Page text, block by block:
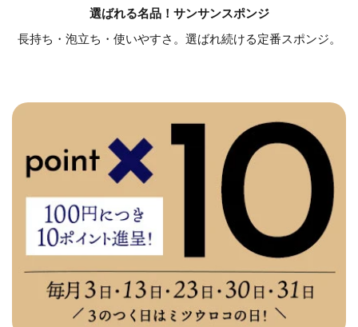
選ばれる名品！サンサンスポンジ
長持ち・泡立ち・使いやすさ。選ばれ続ける定番スポンジ。